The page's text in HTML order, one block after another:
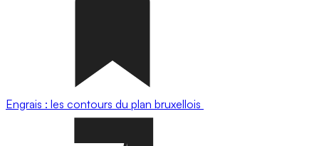
Engrais : les contours du plan bruxellois